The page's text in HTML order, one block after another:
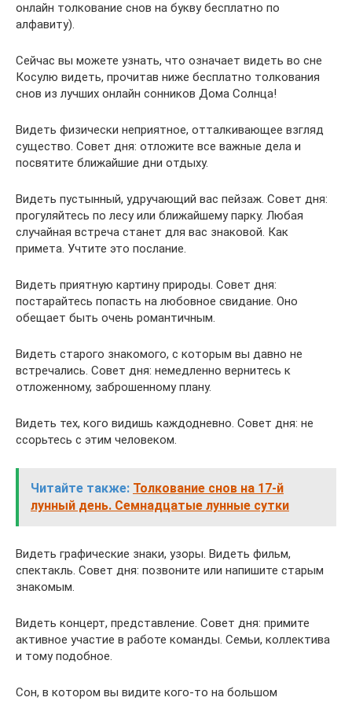
онлайн толкование снов на букву бесплатно по
алфавиту).
Сейчас вы можете узнать, что означает видеть во сне
Косулю видеть, прочитав ниже бесплатно толкования
снов из лучших онлайн сонников Дома Солнца!
Видеть физически неприятное, отталкивающее взгляд
существо. Совет дня: отложите все важные дела и
посвятите ближайшие дни отдыху.
Видеть пустынный, удручающий вас пейзаж. Совет дня:
прогуляйтесь по лесу или ближайшему парку. Любая
случайная встреча станет для вас знаковой. Как
примета. Учтите это послание.
Видеть приятную картину природы. Совет дня:
постарайтесь попасть на любовное свидание. Оно
обещает быть очень романтичным.
Видеть старого знакомого, с которым вы давно не
встречались. Совет дня: немедленно вернитесь к
отложенному, заброшенному плану.
Видеть тех, кого видишь каждодневно. Совет дня: не
ссорьтесь с этим человеком.
Читайте также: Толкование снов на 17-й
лунный день. Семнадцатые лунные сутки
Видеть графические знаки, узоры. Видеть фильм,
спектакль. Совет дня: позвоните или напишите старым
знакомым.
Видеть концерт, представление. Совет дня: примите
активное участие в работе команды. Семьи, коллектива
и тому подобное.
Сон, в котором вы видите кого-то на большом